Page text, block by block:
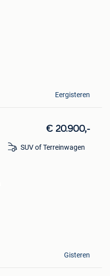
Eergisteren
€ 20.900,-
SUV of Terreinwagen
Gisteren